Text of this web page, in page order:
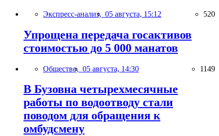
Экспресс-анализ, 05 августа, 15:12 520
Упрощена передача госактивов
стоимостью до 5 000 манатов
Общество, 05 августа, 14:30 1149
В Бузовна четырехмесячные
работы по водоотводу стали
поводом для обращения к
омбудсмену